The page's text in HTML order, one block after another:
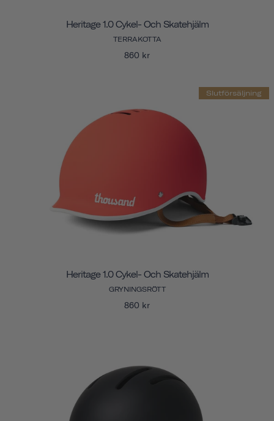
Heritage 1.0 Cykel- Och Skatehjälm
TERRAKOTTA
860 kr
Slutförsäljning
Heritage 1.0 Cykel- Och Skatehjälm
GRYNINGSRÖTT
860 kr